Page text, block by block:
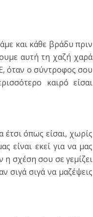
και κάθε βράδυ πριν
αυτή τη χαζή χαρά
όταν ο σύντροφος σου
καιρό είσαι
έτσι όπως είσαι, χωρίς
είναι εκεί για να μας
η σχέση σου σε γεμίζει
σιγά σιγά να μαζέψεις